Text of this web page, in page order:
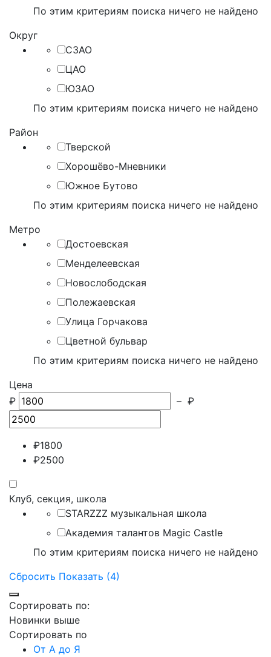
По этим критериям поиска ничего не найдено
Округ
СЗАО
ЦАО
ЮЗАО
По этим критериям поиска ничего не найдено
Район
Тверской
Хорошёво-Мневники
Южное Бутово
По этим критериям поиска ничего не найдено
Метро
Достоевская
Менделеевская
Новослободская
Полежаевская
Улица Горчакова
Цветной бульвар
По этим критериям поиска ничего не найдено
Цена
₽
– ₽
₽1800
₽2500
Клуб, секция, школа
STARZZZ музыкальная школа
Академия талантов Magic Castle
По этим критериям поиска ничего не найдено
Сбросить Показать (4)
Сортировать по:
Новинки выше
Сортировать по
От А до Я